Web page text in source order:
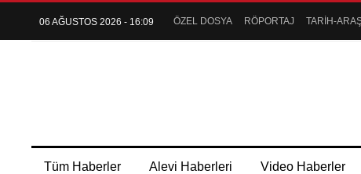
06 AĞUSTOS 2026 - 16:09 ÖZEL DOSYA RÖPORTAJ TARİH-
Tüm Haberler Alevi Haberleri Video Haberler